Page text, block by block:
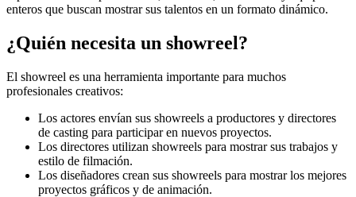
enteros que buscan mostrar sus talentos en un formato dinámico.
¿Quién necesita un showreel?
El showreel es una herramienta importante para muchos
profesionales creativos:
Los actores envían sus showreels a productores y directores
de casting para participar en nuevos proyectos.
Los directores utilizan showreels para mostrar sus trabajos y
estilo de filmación.
Los diseñadores crean sus showreels para mostrar los mejores
proyectos gráficos y de animación.